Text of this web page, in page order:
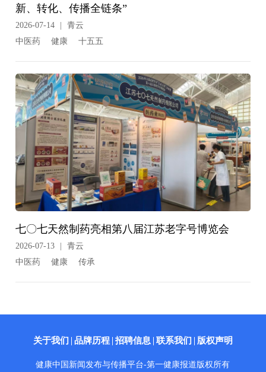
新、转化、传播全链条”
2026-07-14 |
青云
中医药
健康 十五五
七〇七天然制药亮相第八届江苏老字号博览会
2026-07-13
青云
中医药
健康 传承
关于我们 品牌历程 招聘信息 联系我们 版权声明
健康中国新闻发布与传播平台-第一健康报道版权所有